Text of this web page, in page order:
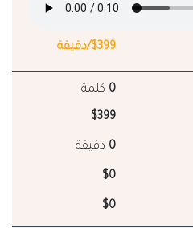
$399/دقيقة
0 كلمة
$399
0 دقيقة
$0
$0